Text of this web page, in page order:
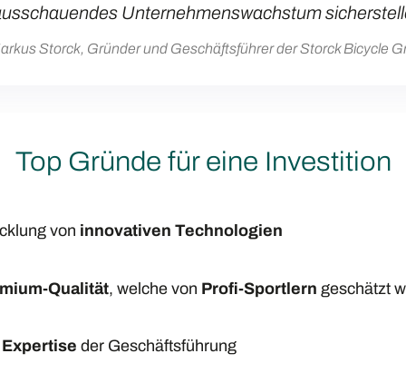
Unternehmenswachstum
Storck, Gründer und Geschäftsführer der Storck Bicycle
Top Gründe für eine Investition
von innovativen Technologien
Qualität, welche von Profi-Sportlern geschätzt
der Geschäftsführung